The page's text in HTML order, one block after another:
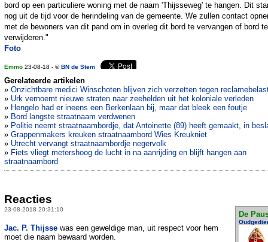
bord op een particuliere woning met de naam 'Thijsseweg' te hangen. Dit
nog uit de tijd voor de herindeling van de gemeente. We zullen contact
met de bewoners van dit pand om in overleg dit bord te vervangen of bord te
verwijderen."
Foto
Emmo 23-08-18 - ©BN de Stem
Gerelateerde artikelen
» Onzichtbare medici Winschoten blijven zich verzetten tegen
» Urk vernoemt nieuwe straten naar zeehelden uit het koloniale verleden
» Hengelo had er ineens een Berkenlaan bij, maar dat bleek een foutje
» Bord langste straatnaam verdwenen
» Politie neemt straatnaambordje, dat Antoinette (89) heeft gemaakt, in
» Grappenmakers kreuken straatnaambord Wies Kreukniet
» Utrecht vervangt straatnaambordje negervolk
» Fiets vliegt metershoog de lucht in na aanrijding en blijft hangen aan
straatnaambord
Reacties
23-08-2018 20:31:10
De
Jac. P. Thijsse was een geweldige man, uit respect voor hem
moet die naam bewaard worden.